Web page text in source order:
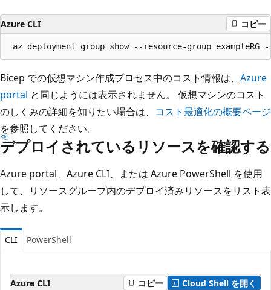
Azure CLI コピー
Bicep での仮想マシン作成プロセス中のコスト情報は、 Azure
portal と同じようには表示されません。 仮想マシンのコスト
のしくみの詳細を知りたい場合は、 コスト最適化の概要ページ
を参照してください。
デプロイされているリソースを確認する
Azure portal、Azure CLI、または Azure PowerShell を使用
して、リソースグループ内のデプロイ済みリソースをリスト表
示します。
CLI PowerShell
Azure CLI コピー Cloud Shell を開く